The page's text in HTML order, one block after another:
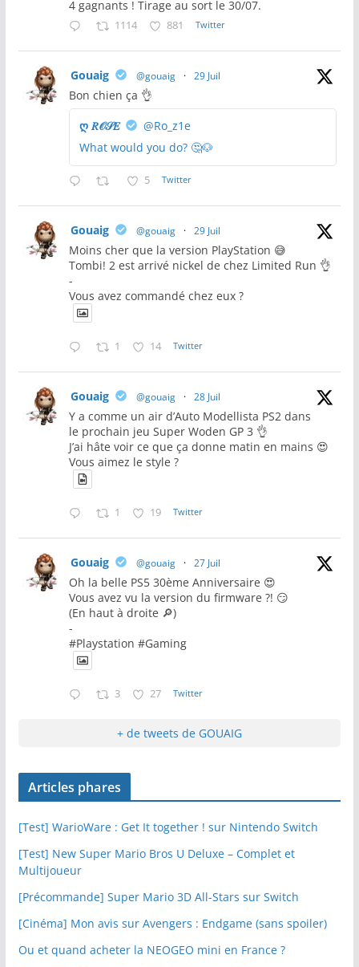
4 gagnants ! Tirage au sort le 30/07.
1114 881 Twitter
Gouaig @gouaig · 29 Juil
Bon chien ça 👌
ღ 𝑅𝒪𝒮𝐸
@Ro_z1e
What would you do? 🤔🐶
5 Twitter
Gouaig @gouaig · 29 Juil
Moins cher que la version PlayStation 😅
Tombi! 2 est arrivé nickel de chez Limited Run 👌
-
Vous avez commandé chez eux ?
1 14 Twitter
Gouaig @gouaig · 28 Juil
Y a comme un air d’Auto Modellista PS2 dans
le prochain jeu Super Woden GP 3 👌
J’ai hâte voir ce que ça donne matin en mains 😍
Vous aimez le style ?
1 19 Twitter
Gouaig @gouaig · 27 Juil
Oh la belle PS5 30ème Anniversaire 😍
Vous avez vu la version du firmware ?! 😏
(En haut à droite 🔎)
-
#Playstation #Gaming
3 27 Twitter
+ de tweets de GOUAIG
Articles phares
[Test] WarioWare : Get It together ! sur Nintendo Switch
[Test] New Super Mario Bros U Deluxe – Complet et
Multijoueur
[Précommande] Super Mario 3D All-Stars sur Switch
[Cinéma] Mon avis sur Avengers : Endgame (sans spoiler)
Ou et quand acheter la NEOGEO mini en France ?